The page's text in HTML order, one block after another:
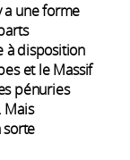
a une forme
à disposition
et le Massif
pénuries
Mais
sorte